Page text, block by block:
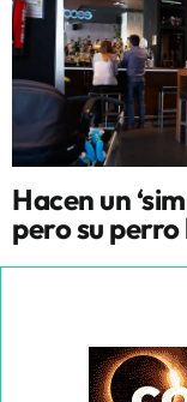
Hacen un
pero su